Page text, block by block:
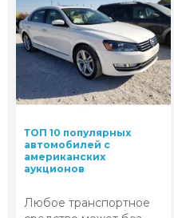
ТОП 10 популярных
автомобилей с
американских
аукционов
Любое транспортное